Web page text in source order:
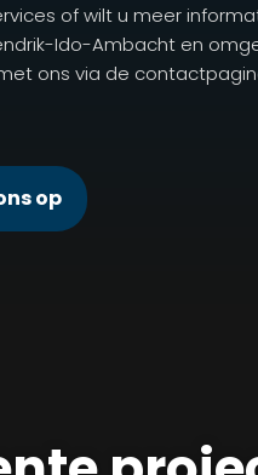
of wilt u meer
Ido-Ambacht en
ons via de
op